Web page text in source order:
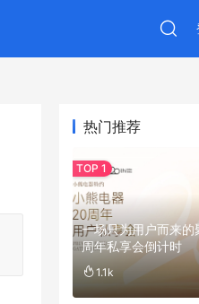
热门推荐
一场只为用户而来
周年私享会倒计时
1.1k